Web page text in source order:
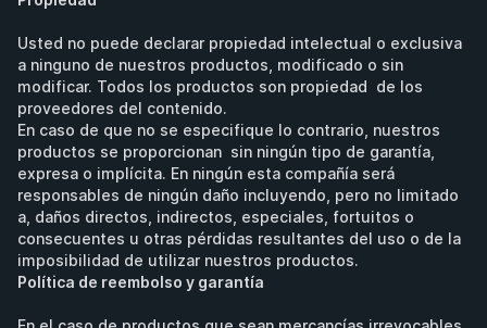
Usted no puede declarar propiedad intelectual o exclusiva
a ninguno de nuestros productos, modificado o sin
modificar. Todos los productos son propiedad  de los
proveedores del contenido.
En caso de que no se especifique lo contrario, nuestros
productos se proporcionan  sin ningún tipo de garantía,
expresa o implícita. En ningún esta compañía será
responsables de ningún daño incluyendo, pero no limitado
a, daños directos, indirectos, especiales, fortuitos o
consecuentes u otras pérdidas resultantes del uso o de la
imposibilidad de utilizar nuestros productos.
Política de reembolso y garantía